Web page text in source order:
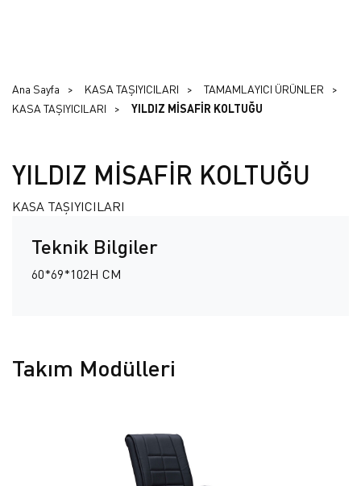
Ana Sayfa KASA TAŞIYICILARI
TAMAMLAYICI ÜRÜNLER
KASA TAŞIYICILARI
YILDIZ MİSAFİR KOLTUĞU
YILDIZ MİSAFİR KOLTUĞU
KASA TAŞIYICILARI
Teknik Bilgiler
60*69*102H CM
Takım Modülleri